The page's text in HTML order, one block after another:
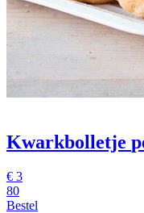
Kwarkbolletje
€ 3
80
Bestel